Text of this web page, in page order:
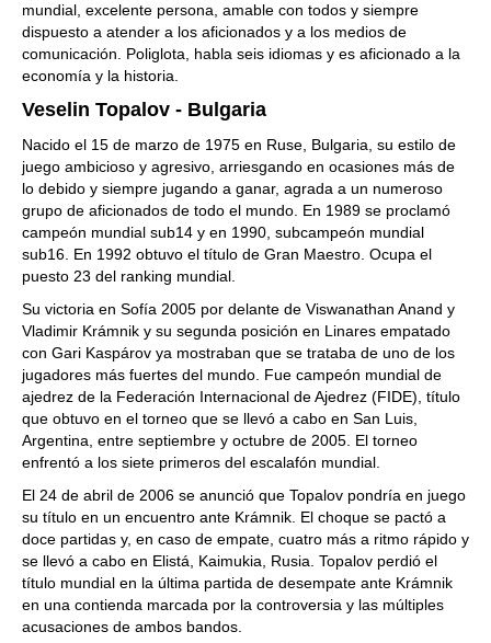
mundial, excelente persona, amable con todos y siempre
dispuesto a atender a los aficionados y a los medios de
comunicación. Poliglota, habla seis idiomas y es aficionado a la
economía y la historia.
Veselin Topalov - Bulgaria
Nacido el 15 de marzo de 1975 en Ruse, Bulgaria, su estilo de
juego ambicioso y agresivo, arriesgando en ocasiones más de
lo debido y siempre jugando a ganar, agrada a un numeroso
grupo de aficionados de todo el mundo. En 1989 se proclamó
campeón mundial sub14 y en 1990, subcampeón mundial
sub16. En 1992 obtuvo el título de Gran Maestro. Ocupa el
puesto 23 del ranking mundial.
Su victoria en Sofía 2005 por delante de Viswanathan Anand y
Vladimir Krámnik y su segunda posición en Linares empatado
con Gari Kaspárov ya mostraban que se trataba de uno de los
jugadores más fuertes del mundo. Fue campeón mundial de
ajedrez de la Federación Internacional de Ajedrez (FIDE), título
que obtuvo en el torneo que se llevó a cabo en San Luis,
Argentina, entre septiembre y octubre de 2005. El torneo
enfrentó a los siete primeros del escalafón mundial.
El 24 de abril de 2006 se anunció que Topalov pondría en juego
su título en un encuentro ante Krámnik. El choque se pactó a
doce partidas y, en caso de empate, cuatro más a ritmo rápido y
se llevó a cabo en Elistá, Kaimukia, Rusia. Topalov perdió el
título mundial en la última partida de desempate ante Krámnik
en una contienda marcada por la controversia y las múltiples
acusaciones de ambos bandos.